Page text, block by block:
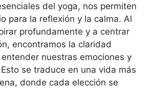
del yoga, nos permiten
para la reflexión y la calma. Al
profundamente y a centrar
encontramos la claridad
nuestras emociones y
se traduce en una vida más
donde cada elección se